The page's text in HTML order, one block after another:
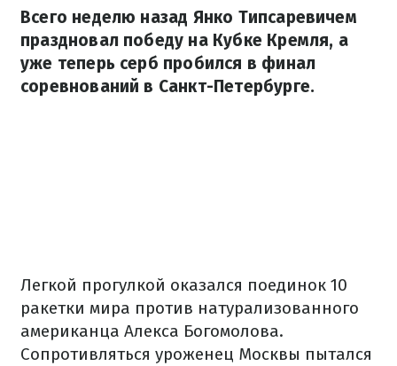
Всего неделю назад Янко Типсаревичем
праздновал победу на Кубке Кремля, а
уже теперь серб пробился в финал
соревнований в Санкт-Петербурге.
Легкой прогулкой оказался поединок 10
ракетки мира против натурализованного
американца Алекса Богомолова.
Сопротивляться уроженец Москвы пытался